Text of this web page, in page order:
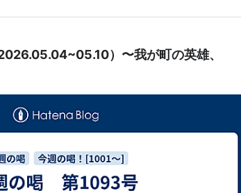
）〜我が町の英雄、